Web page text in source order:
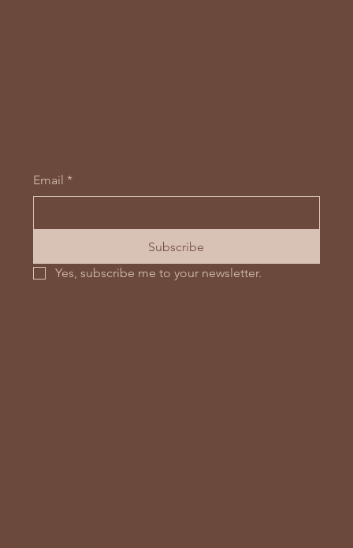
Email *
Subscribe
Yes, subscribe me to your newsletter.